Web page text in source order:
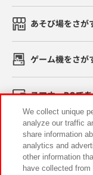
あそび場をさが
ゲーム機をさが
スマホ・PCで
イベント・キャ
We collect unique
analyze our traffic
share information
analytics and
other information
have collected